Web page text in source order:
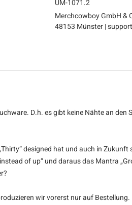
UM-1071.2
Merchcowboy GmbH &
48153 Münster |
D.h. es gibt keine Nähte an den
designed hat und auch in
of up“ und daraus das Mantra
wir vorerst nur auf Bestellung.